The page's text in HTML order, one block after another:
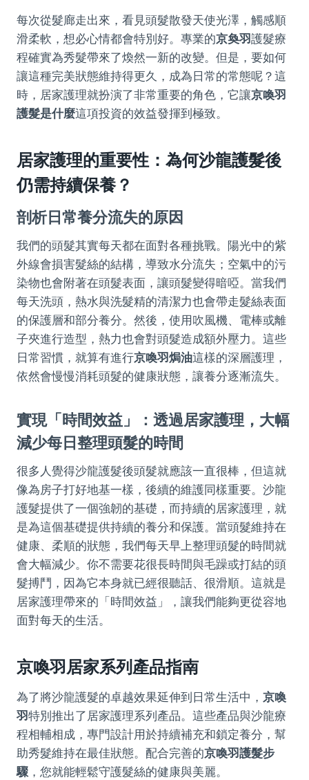
每次從髮廊走出來，看見頭髮散發天使光澤，觸感順
滑柔軟，想必心情都會特別好。專業的京奐羽護髮療
程確實為秀髮帶來了煥然一新的改變。但是，要如何
讓這種完美狀態維持得更久，成為日常的常態呢？這
時，居家護理就扮演了非常重要的角色，它讓京喚羽
護髮是什麼這項投資的效益發揮到極致。
居家護理的重要性：為何沙龍護髮後
仍需持續保養？
剖析日常養分流失的原因
我們的頭髮其實每天都在面對各種挑戰。陽光中的紫
外線會損害髮絲的結構，導致水分流失；空氣中的污
染物也會附著在頭髮表面，讓頭髮變得暗啞。當我們
每天洗頭，熱水與洗髮精的清潔力也會帶走髮絲表面
的保護層和部分養分。然後，使用吹風機、電棒或離
子夾進行造型，熱力也會對頭髮造成額外壓力。這些
日常習慣，就算有進行京喚羽焗油這樣的深層護理，
依然會慢慢消耗頭髮的健康狀態，讓養分逐漸流失。
實現「時間效益」：透過居家護理，大幅
減少每日整理頭髮的時間
很多人覺得沙龍護髮後頭髮就應該一直很棒，但這就
像為房子打好地基一樣，後續的維護同樣重要。沙龍
護髮提供了一個強韌的基礎，而持續的居家護理，就
是為這個基礎提供持續的養分和保護。當頭髮維持在
健康、柔順的狀態，我們每天早上整理頭髮的時間就
會大幅減少。你不需要花很長時間與毛躁或打結的頭
髮搏鬥，因為它本身就已經很聽話、很滑順。這就是
居家護理帶來的「時間效益」，讓我們能夠更從容地
面對每天的生活。
京喚羽居家系列產品指南
為了將沙龍護髮的卓越效果延伸到日常生活中， 京喚
羽特別推出了居家護理系列產品。這些產品與沙龍療
程相輔相成，專門設計用於持續補充和鎖定養分，幫
助秀髮維持在最佳狀態。配合完善的京喚羽護髮步
驟 ，您就能輕鬆守護髮絲的健康與美麗。